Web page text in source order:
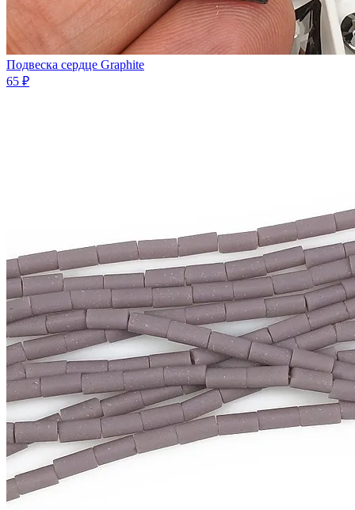
Подвеска сердце Graphite
65 ₽